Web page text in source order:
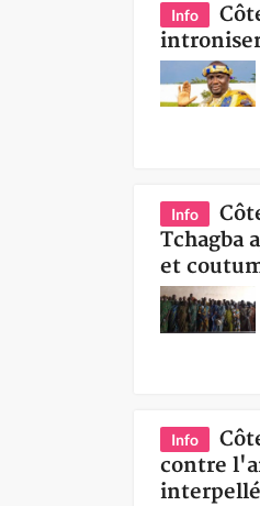
Info
Info
Tchagba
et
Info
contre